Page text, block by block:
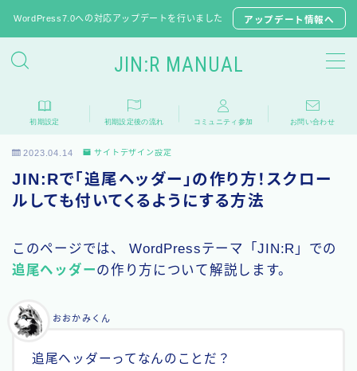
WordPress7.0への対応アップデートを行いました アップデート情報へ
JIN:R MANUAL
JIN:Rの初期設定
子テーマのダウンロード
アップデート情報
初期設定 初期設定後の流れ コミュニティ参加 お問い合わせ
2023.04.14 サイトデザイン設定
JIN:Rで「追尾ヘッダー」の作り方！スクロー
ルしても付いてくるようにする方法
このページでは、 WordPressテーマ「JIN:R」での
追尾ヘッダーの作り方について解説します。
追尾ヘッダーってなんのことだ？
おおかみくん